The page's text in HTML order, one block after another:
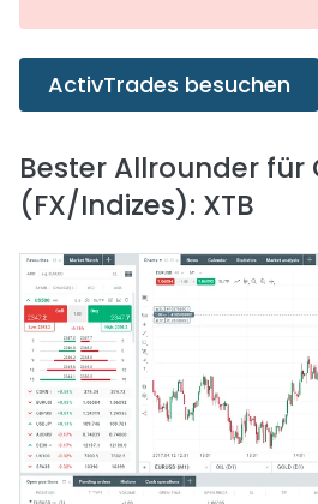
ActivTrades besuchen
Bester Allrounder für
(FX/Indizes): XTB